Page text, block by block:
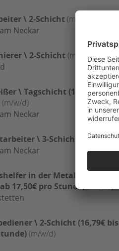
\ 2-Schicht (m/w/d)
Neckar
\ 2-Schicht(m/w/d)
\ Tagschicht (18€ bis 20€
(m/w/d)
Neckar
\ 3-Schicht
(m/w/d)
Neckar
in der
17,50€ pro Stunde)(m/w/d)
\ 2-Schicht (16,79€ bis
(m/w/d)